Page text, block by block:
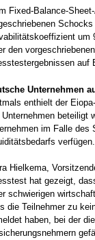
Fixed-Balance-
um
den
auf
Unternehmen
enthielt der
Unternehmen beteiligt
im Falle des
verfügen.
Hielkema,
hat gezeigt,
schwierigen
die Teilnehmer zu
haben, bei der